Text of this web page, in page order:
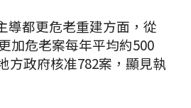
導都更危老重建方面，從
加危老案每年平均約500
方政府核准782案，顯見執